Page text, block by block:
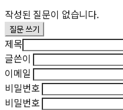
작성된 질문이 없습니다.
질문 쓰기
제목
글쓴이
이메일
비밀번호
비밀번호